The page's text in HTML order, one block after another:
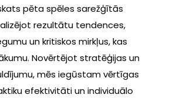
pēta spēles sarežģītās
rezultātu tendences,
un kritiskos mirkļus, kas
Novērtējot stratēģijas un
mēs iegūstam vērtīgas
efektivitāti un individuālo